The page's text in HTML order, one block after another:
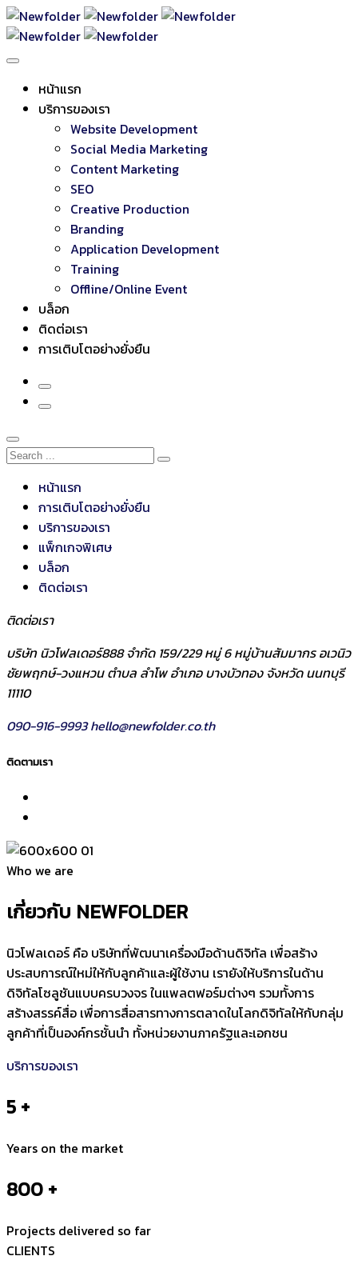
หน้าแรก
บริการของเรา
Website Development
Social Media Marketing
Content Marketing
SEO
Creative Production
Branding
Application Development
Training
Offline/Online Event
บล็อก
ติดต่อเรา
การเติบโตอย่างยั่งยืน
หน้าแรก
การเติบโตอย่างยั่งยืน
บริการของเรา
แพ็กเกจพิเศษ
บล็อก
ติดต่อเรา
ติดต่อเรา
บริษัท นิวโฟลเดอร์888 จำกัด 159/229 หมู่ 6 หมู่บ้านสัมมากร อเวนิว
ชัยพฤกษ์-วงแหวน ตำบล ลำโพ อำเภอ บางบัวทอง จังหวัด นนทบุรี
11110
090-916-9993hello@newfolder.co.th
ติดตามเรา
Who we are
เกี่ยวกับ NEWFOLDER
นิวโฟลเดอร์ คือ บริษัทที่พัฒนาเครื่องมือด้านดิจิทัล เพื่อสร้าง
ประสบการณ์ใหม่ให้กับลูกค้าและผู้ใช้งาน เรายังให้บริการในด้าน
ดิจิทัลโซลูชันแบบครบวงจร ในแพลตฟอร์มต่างๆ รวมทั้งการ
สร้างสรรค์สื่อ เพื่อการสื่อสารทางการตลาดในโลกดิจิทัลให้กับกลุ่ม
ลูกค้าที่เป็นองค์กรชั้นนำ ทั้งหน่วยงานภาครัฐและเอกชน
บริการของเรา
5 +
Years on the market
800 +
Projects delivered so far
CLIENTS